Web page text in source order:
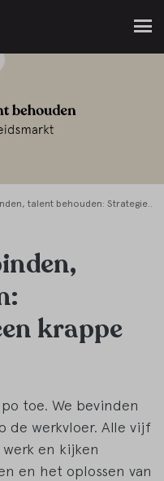
behouden: Strategieën in een krappe arbeidsmarkt
krappe
toe. We bevinden
de werkvloer. Alle vijf
en kijken
en het oplossen van